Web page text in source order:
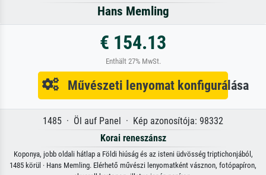
Hans Memling
€ 154.13
Enthält 27% MwSt.
Művészeti lenyomat konfigurálása
1485 · Öl auf Panel · Kép azonosítója: 98332
Korai reneszánsz
Koponya, jobb oldali hátlap a Földi hiúság és az isteni üdvösség triptichonjából,
1485 körül · Hans Memling. Elérhető művészi lenyomatként vásznon, fotópapíron,